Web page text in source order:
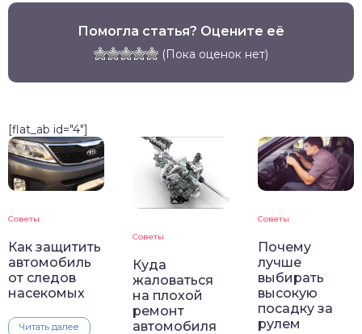
Помогла статья? Оцените её
(Пока оценок нет)
[flat_ab id="4"]
Советы
Как защитить
автомобиль
от следов
насекомых
Читать далее
Советы
Куда
жаловаться
на плохой
ремонт
автомобиля
Советы
Почему
лучше
выбирать
высокую
посадку за
рулем